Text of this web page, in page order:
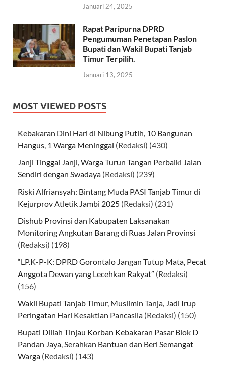
Januari 24, 2025
Rapat Paripurna DPRD
Pengumuman Penetapan Paslon
Bupati dan Wakil Bupati Tanjab
Timur Terpilih.
Januari 13, 2025
MOST VIEWED POSTS
Kebakaran Dini Hari di Nibung Putih, 10 Bangunan
Hangus, 1 Warga Meninggal (Redaksi) (430)
Janji Tinggal Janji, Warga Turun Tangan Perbaiki Jalan
Sendiri dengan Swadaya (Redaksi) (239)
Riski Alfriansyah: Bintang Muda PASI Tanjab Timur di
Kejurprov Atletik Jambi 2025 (Redaksi) (231)
Dishub Provinsi dan Kabupaten Laksanakan
Monitoring Angkutan Barang di Ruas Jalan Provinsi
(Redaksi) (198)
“LP.K-P-K: DPRD Gorontalo Jangan Tutup Mata, Pecat
Anggota Dewan yang Lecehkan Rakyat” (Redaksi)
(156)
Wakil Bupati Tanjab Timur, Muslimin Tanja, Jadi Irup
Peringatan Hari Kesaktian Pancasila (Redaksi) (150)
Bupati Dillah Tinjau Korban Kebakaran Pasar Blok D
Pandan Jaya, Serahkan Bantuan dan Beri Semangat
Warga (Redaksi) (143)